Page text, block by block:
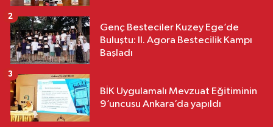
Genç Besteciler Kuzey Ege’de
Buluştu: II. Agora Bestecilik Kampı
Başladı
2
BİK Uygulamalı Mevzuat Eğitiminin
9’uncusu Ankara’da yapıldı
3